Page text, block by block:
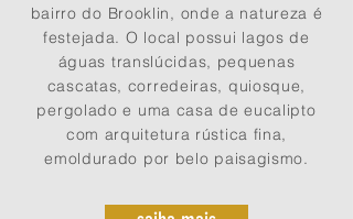
bairro do Brooklin, onde a natureza é
festejada. O local possui lagos de
águas translúcidas, pequenas
cascatas, corredeiras, quiosque,
pergolado e uma casa de eucalipto
com arquitetura rústica fina,
emoldurado por belo paisagismo.